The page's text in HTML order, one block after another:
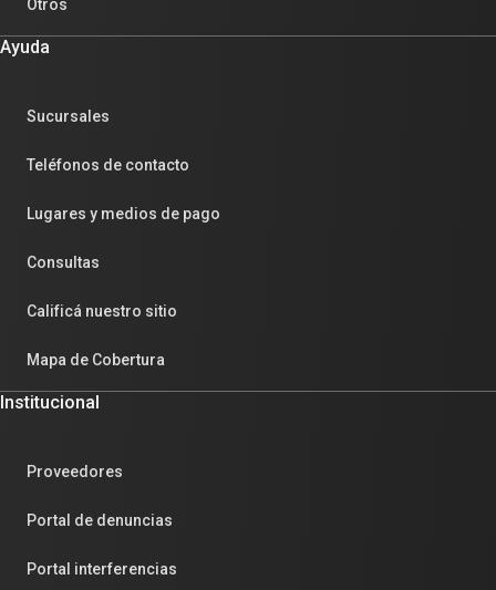
Otros
Ayuda
Sucursales
Teléfonos de contacto
Lugares y medios de pago
Consultas
Calificá nuestro sitio
Mapa de Cobertura
Institucional
Proveedores
Portal de denuncias
Portal interferencias